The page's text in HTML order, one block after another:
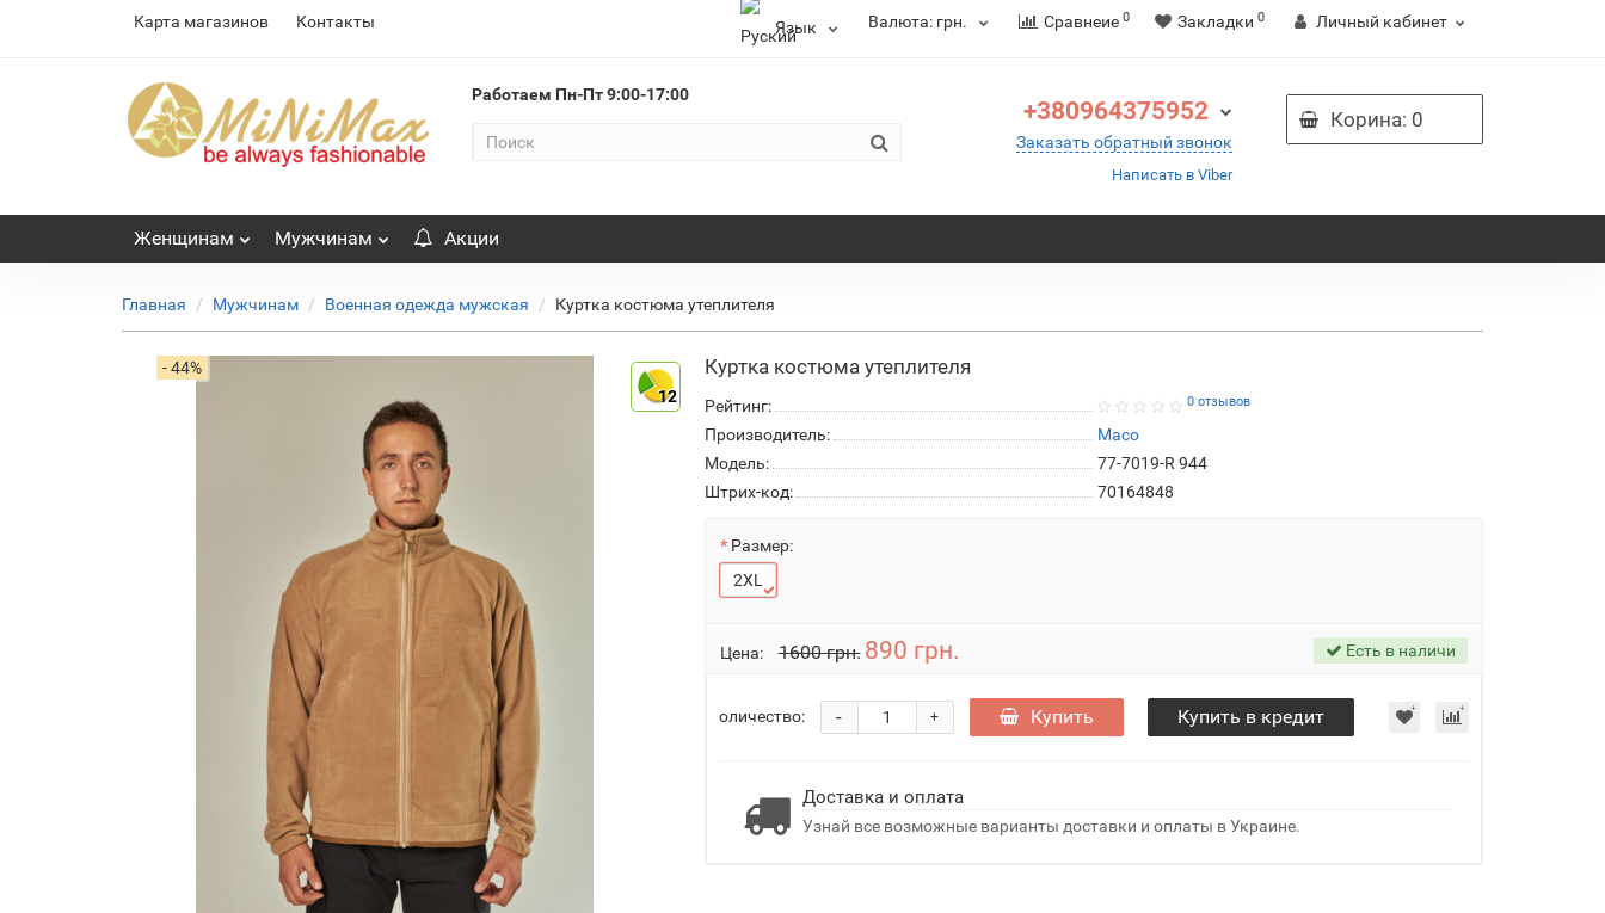
Карта магазинов Контакты Язык Валюта: грн. Сравнеие 0 Закладки 0 Личный кабинет
Работаем Пн-Пт 9:00-17:00
+380964375952
Заказать обратный звонок
Написать в Viber
Корина: 0
Женщинам Мужчинам Акции
Главная Мужчинам Военная одежда мужская Куртка костюма утеплителя
12
- 44% Куртка костюма утеплителя
Рейтинг: 0 отзывов
Производитель:
Maco
Модель:
77-7019-R 944
Штрих-код:
70164848
Размер:
2XL
Цена: 1600 грн. 890 грн. Есть в наличи
оличество: +
- Купить Купить в кредит
Доставка и оплата
Узнай все возможные варианты доставки и оплаты в Украине.